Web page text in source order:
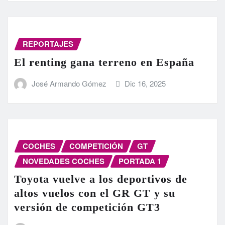
REPORTAJES
El renting gana terreno en España
José Armando Gómez Dic 16, 2025
COCHES COMPETICIÓN
GT
NOVEDADES COCHES
PORTADA 1
Toyota vuelve a los deportivos de
altos vuelos con el GR GT y su
versión de competición GT3